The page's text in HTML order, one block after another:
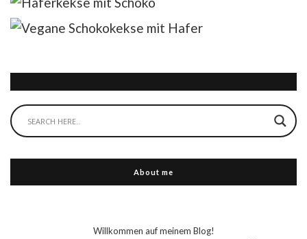
About me
Willkommen auf meinem Blog!